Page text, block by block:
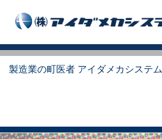
製造業の町医者 アイダメカシステム